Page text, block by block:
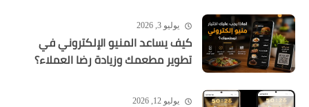
يوليو 3, 2026
كيف يساعد المنيو الإلكتروني في
تطوير مطعمك وزيادة رضا العملاء؟
يوليو 12, 2026